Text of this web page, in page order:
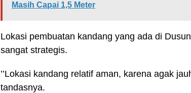
Masih Capai 1,5 Meter
Lokasi pembuatan kandang yang ada di
sangat strategis.
’’Lokasi kandang relatif aman, karena agak
tandasnya.